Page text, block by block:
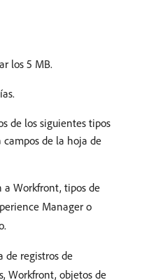
los 5 MB.
de los siguientes tipos
campos de la hoja de
a Workfront, tipos de
Manager o
de registros de
Workfront, objetos de